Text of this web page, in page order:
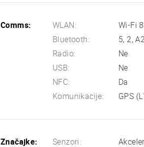
Comms: WLAN:
Wi-Fi
Bluetooth:
5, 2,
Radio:
Ne
USB:
Ne
NFC:
Da
Komunikacije:
GPS
Značajke: Senzori: